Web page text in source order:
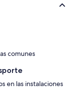
comunes
en las instalaciones